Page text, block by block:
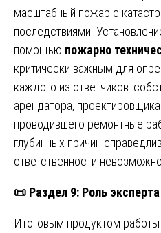
масштабный пожар с
последствиями.
помощью пожарно
критически важным для
каждого из ответчиков:
арендатора,
проводившего ремонтные
глубинных причин
ответственности невозможно.
📜 Раздел 9: Роль
Итоговым продуктом работы